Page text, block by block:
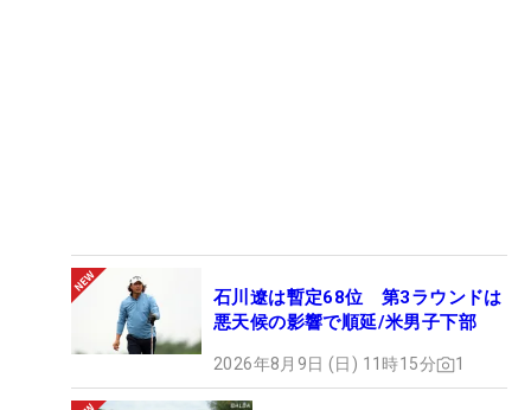
石川遼は暫定68位 第3ラウンドは
悪天候の影響で順延/米男子下部
2026年8月9日 (日) 11時15分 1